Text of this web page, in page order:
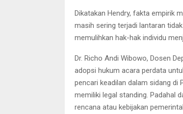
Dikatakan Hendry, fakta empirik
masih sering terjadi lantaran
memulihkan hak-hak individu
Dr. Richo Andi Wibowo, Dosen
adopsi hukum acara perdata
pencari keadilan dalam sidang di
memiliki legal standing. Padahal
rencana atau kebijakan